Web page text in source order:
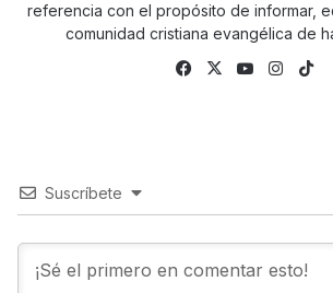
referencia con el propósito de informar,
comunidad cristiana evangélica de
Facebook
X YouTube
Suscríbete